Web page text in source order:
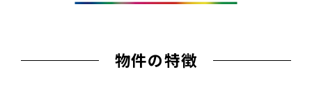
物件の特徴